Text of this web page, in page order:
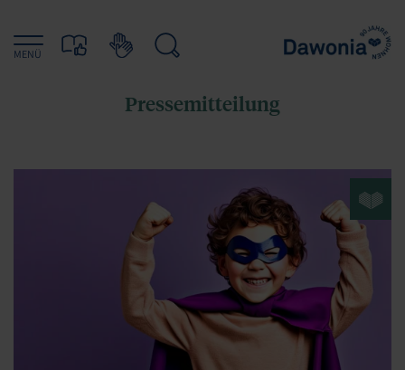
MENÜ
Pressemitteilung